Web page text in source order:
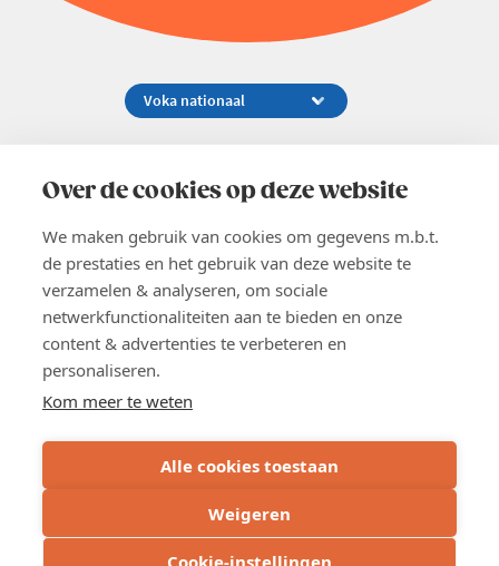
Over de cookies op deze website
We maken gebruik van cookies om gegevens m.b.t.
de prestaties en het gebruik van deze website te
verzamelen & analyseren, om sociale
netwerkfunctionaliteiten aan te bieden en onze
content & advertenties te verbeteren en
personaliseren.
Kom meer te weten
Alle cookies toestaan
Weigeren
Cookie-instellingen
02 229 81 11
EN
Word lid
Voka 2026
Privacyverklaring
Cookie verklaring
Cookie instellingen